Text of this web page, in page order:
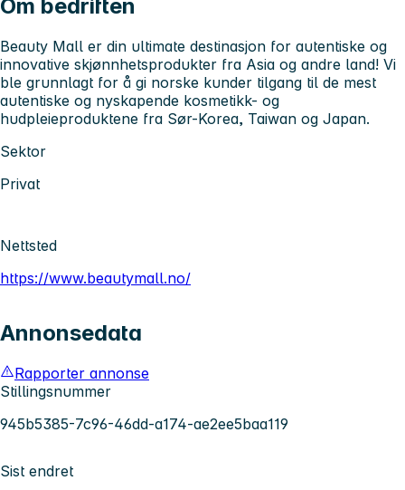
Om bedriften
Beauty Mall er din ultimate destinasjon for autentiske og
innovative skjønnhetsprodukter fra Asia og andre land! Vi
ble grunnlagt for å gi norske kunder tilgang til de mest
autentiske og nyskapende kosmetikk- og
hudpleieproduktene fra Sør-Korea, Taiwan og Japan.
Sektor
Privat
Nettsted
https://www.beautymall.no/
Annonsedata
Rapporter annonse
Stillingsnummer
945b5385-7c96-46dd-a174-ae2ee5baa119
Sist endret